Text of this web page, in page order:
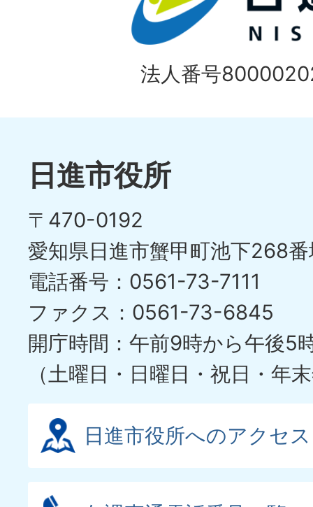
法人番号
日進市役所
〒470-0192
愛知県日進市蟹甲町池下268
電話番号：0561-73-7111
ファクス：0561-73-6845
開庁時間：午前9時から午後5
（土曜日・日曜日・祝日・年
日進市役所へのアクセス